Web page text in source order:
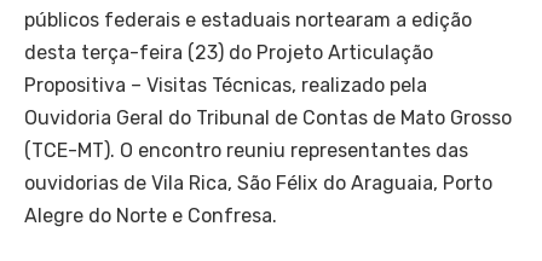
públicos federais e estaduais nortearam a edição
desta terça-feira (23) do Projeto Articulação
Propositiva – Visitas Técnicas, realizado pela
Ouvidoria Geral do Tribunal de Contas de Mato Grosso
(TCE-MT). O encontro reuniu representantes das
ouvidorias de Vila Rica, São Félix do Araguaia, Porto
Alegre do Norte e Confresa.